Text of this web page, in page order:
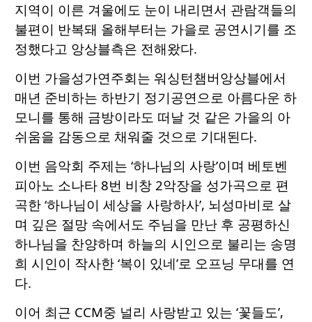
지역이 이른 겨울에도 눈이 내리면서 관람객들의
불편이 반복돼 올해부터는 가을로 공연시기를 조
정했다고 앙상블측은 전해왔다.
이번 가을성가연주회는 워싱턴챔버앙상블에서
매년 준비하는 하반기 정기공연으로 아름다운 하
모니를 통해 금방이라도 떠날 것 같은 가을의 아
쉬움을 감동으로 채워줄 것으로 기대된다.
이번 음악회 주제는 ‘하나님의 사랑’이며 베토벤
피아노 소나타 8번 비창 2악장을 성가곡으로 편
곡한 ‘하나님이 세상을 사랑하사’, 뇌성마비로 살
며 깊은 절망 속에서도 주님을 만난 후 공평하신
하나님을 찬양하며 하늘의 시인으로 불리는 송명
희 시인이 작사한 ‘복이 있네’로 오프닝 무대를 연
다.
이어 최근 CCM중 널리 사랑받고 있는 ‘꽃들도’,